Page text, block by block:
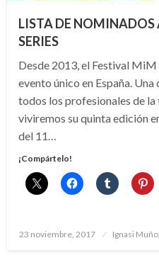
LISTA DE NOMINADOS
SERIES
Desde 2013, el Festival MiM
evento único en España.
todos los profesionales de
viviremos su quinta edición
del 11…
¡Compártelo!
Publicado
23 noviembre, 2017 Ignasi